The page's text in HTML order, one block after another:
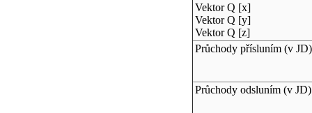
Vektor Q [x]
Vektor Q [y]
Vektor Q [z]
Průchody přísluním (v JD)
Průchody odsluním (v JD)